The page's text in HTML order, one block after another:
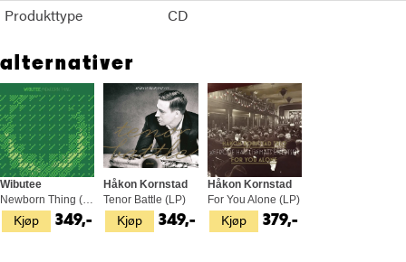
Produkttype
CD
alternativer
Kjøp
Wibutee
Newborn Thing (LP)
349,- Kjøp
Håkon Kornstad
Tenor Battle (LP)
349,- Kjøp
Håkon Kornstad
For You Alone (LP)
379,-